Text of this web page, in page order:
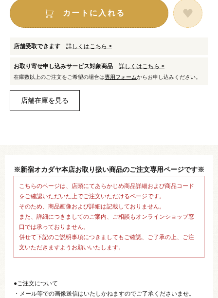
カートに入れる
店舗受取できます 詳しくはこちら >
お取り寄せ申し込みサービス対象商品 詳しくはこちら >
在庫数以上のご注文をご希望の場合は専用フォームからお申し込みください。
※新宿オカダヤ本店お取り扱い商品のご注文専用ページです※
こちらのページは、店頭にてあらかじめ商品詳細および商品コード
をご確認いただいた上でご注文いただけるページです。
そのため、商品画像および詳細は記載しておりません。
また、詳細につきましてのご案内、ご相談もオンラインショップ窓
口では承っておりません。
併せて下記のご説明事項につきましてもご確認、ご了承の上、ご注
文いただきますようお願いいたします。
●ご注文について
・メール等での画像送信はいたしかねますのでご了承くださいませ。